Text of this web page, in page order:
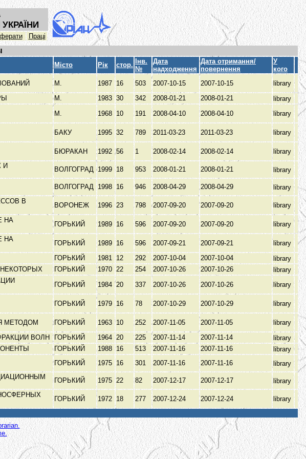
Праці
Місто Рік стор.
Інв.
№
Дата
надходження
Дата отримання/
повернення
У
кого
М. 1987 16 503 2007-10-15 2007-10-15
library
М. 1983 30 342 2008-01-21 2008-01-21
library
М. 1968 10 191 2008-04-10 2008-04-10 library
БАКУ 1995 32 789 2011-03-23 2011-03-23 library
БЮРАКАН 1992 56 1 2008-02-14 2008-02-14 library
И
ВОЛГОГРАД 1999 18 953 2008-01-21 2008-01-21 library
ВОЛГОГРАД 1998 16 946 2008-04-29 2008-04-29 library
В
ВОРОНЕЖ 1996 23 798 2007-09-20 2007-09-20 library
НА
ГОРЬКИЙ 1989 16 596 2007-09-20 2007-09-20 library
НА
ГОРЬКИЙ 1989 16 596 2007-09-21 2007-09-21
library
ГОРЬКИЙ 1981 12 292 2007-10-04 2007-10-04
library
ГОРЬКИЙ 1970 22 254 2007-10-26 2007-10-26
library
ГОРЬКИЙ 1984 20 337 2007-10-26 2007-10-26 library
ГОРЬКИЙ 1979 16 78 2007-10-29 2007-10-29 library
МЕТОДОМ ГОРЬКИЙ 1963 10 252 2007-11-05 2007-11-05
library
ВОЛН ГОРЬКИЙ 1964 20 225 2007-11-14 2007-11-14
library
ГОРЬКИЙ 1988 16 513 2007-11-16 2007-11-16
library
ГОРЬКИЙ 1975 16 301 2007-11-16 2007-11-16 library
ГОРЬКИЙ 1975 22 82 2007-12-17 2007-12-17 library
ГОРЬКИЙ 1972 18 277 2007-12-24 2007-12-24
library